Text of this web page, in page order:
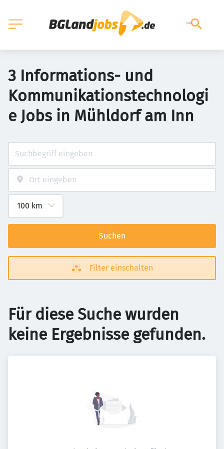
3 Informations- und
Kommunikationstechnologi
e Jobs in Mühldorf am Inn
Suchen
Filter einschalten
Für diese Suche wurden
keine Ergebnisse gefunden.